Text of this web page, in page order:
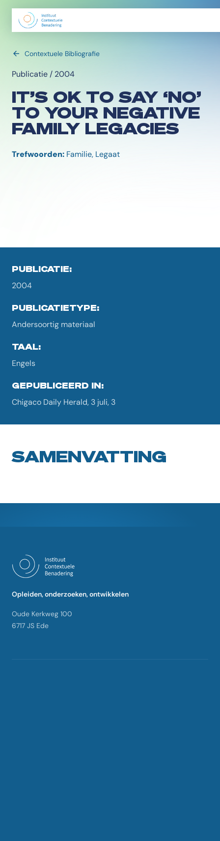
Contextuele Bibliografie
Publicatie / 2004
IT’S OK TO SAY ‘NO’
TO YOUR NEGATIVE
FAMILY LEGACIES
Trefwoorden: Familie, Legaat
PUBLICATIE:
2004
PUBLICATIETYPE:
Andersoortig materiaal
TAAL:
Engels
GEPUBLICEERD IN:
Chigaco Daily Herald, 3 juli, 3
SAMENVATTING
Opleiden, onderzoeken, ontwikkelen
Oude Kerkweg 100
6717 JS Ede